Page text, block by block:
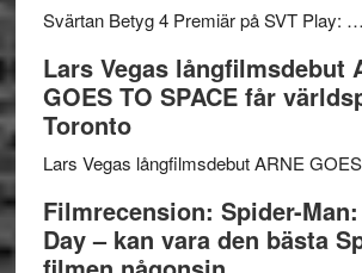
Svärtan Betyg 4 Premiär på SVT Play: …
Lars Vegas långfilmsdebut
GOES TO SPACE får
Toronto
Lars Vegas långfilmsdebut ARNE
Filmrecension: Spider-
Day – kan vara den bästa